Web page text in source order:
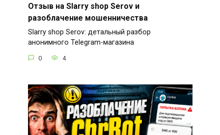
Отзыв на Slarry shop Serov и
разоблачение мошенничества
Slarry shop Serov: детальный разбор
анонимного Telegram-магазина
0 4